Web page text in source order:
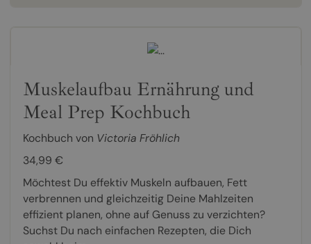
Muskelaufbau Ernährung und
Meal Prep Kochbuch
Kochbuch von Victoria Fröhlich
34,99 €
Möchtest Du effektiv Muskeln aufbauen, Fett
verbrennen und gleichzeitig Deine Mahlzeiten
effizient planen, ohne auf Genuss zu verzichten?
Suchst Du nach einfachen Rezepten, die Dich